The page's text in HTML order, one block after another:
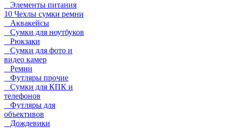
Элементы питания
10 Чехлы сумки ремни
Аквакейсы
Сумки для ноутбуков
Рюкзаки
Сумки для фото и
видео камер
Ремни
Футляры прочие
Сумки для КПК и
телефонов
Футляры для
объективов
Дождевики